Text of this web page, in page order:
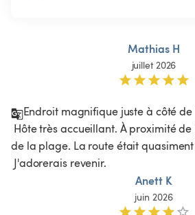
Mathias H
juillet 2026
Endroit magnifique juste à côté
de la plage. La route était
J'adorerais revenir.
Anett K
juin 2026